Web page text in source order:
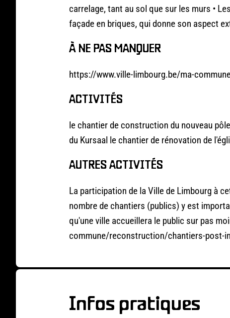
carrelage, tant au sol que sur les murs •
façade en briques, qui donne son aspect
À NE PAS MANQUER
https://www.ville-limbourg.be/ma-
ACTIVITÉS
le chantier de construction du nouveau
du Kursaal le chantier de rénovation de
AUTRES ACTIVITÉS
La participation de la Ville de Limbourg à
nombre de chantiers (publics) y est
qu'une ville accueillera le public sur pas
commune/reconstruction/chantiers-post-
Infos pratiques